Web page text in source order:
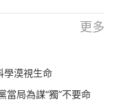
更多
學漠視生命
當局為謀“獨”不要命